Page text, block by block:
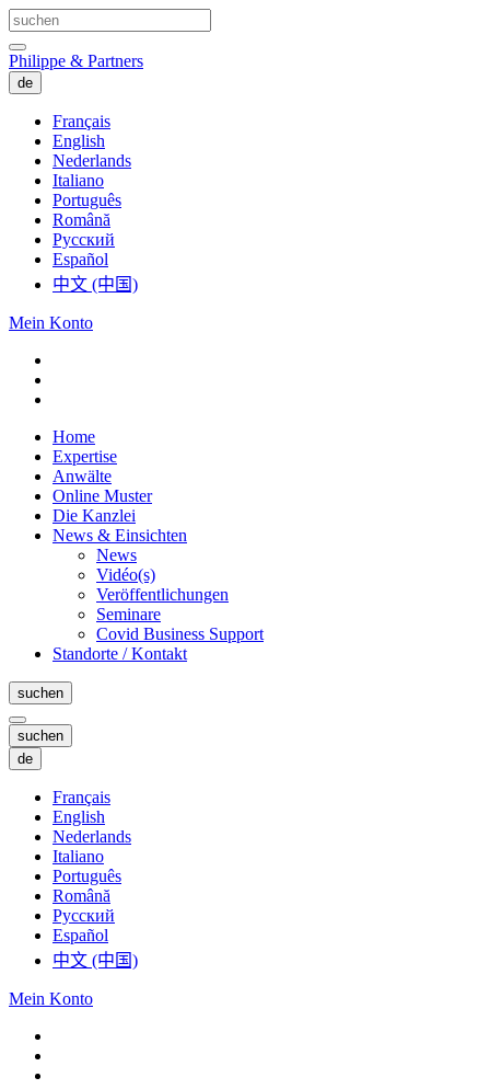
Philippe & Partners
de
Français
English
Nederlands
Italiano
Português
Română
Русский
Español
中文 (中国)
Mein Konto
Home
Expertise
Anwälte
Online Muster
Die Kanzlei
News & Einsichten
News
Vidéo(s)
Veröffentlichungen
Seminare
Covid Business Support
Standorte / Kontakt
suchen
suchen
de
Français
English
Nederlands
Italiano
Português
Română
Русский
Español
中文 (中国)
Mein Konto